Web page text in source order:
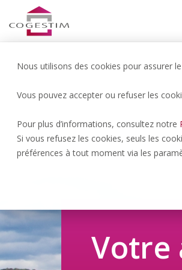
Nous utilisons des cookies pour assurer
Vous pouvez accepter ou refuser les
Pour plus d’informations, consultez notre
Si vous refusez les cookies, seuls les
préférences à tout moment via les
Votre